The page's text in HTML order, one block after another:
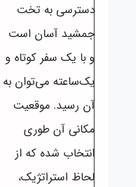
دسترسی به تخت
جمشید آسان است
و با یک سفر کوتاه و
یک‌ساعته می‌توان به
آن رسید. موقعیت
مکانی آن طوری
انتخاب شده که از
لحاظ استراتژیک،